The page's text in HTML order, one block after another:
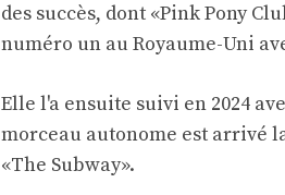
des succès, dont «Pink Pony
numéro un au Royaume-Uni
Elle l'a ensuite suivi en 2024
morceau autonome est arrivé
«The Subway».